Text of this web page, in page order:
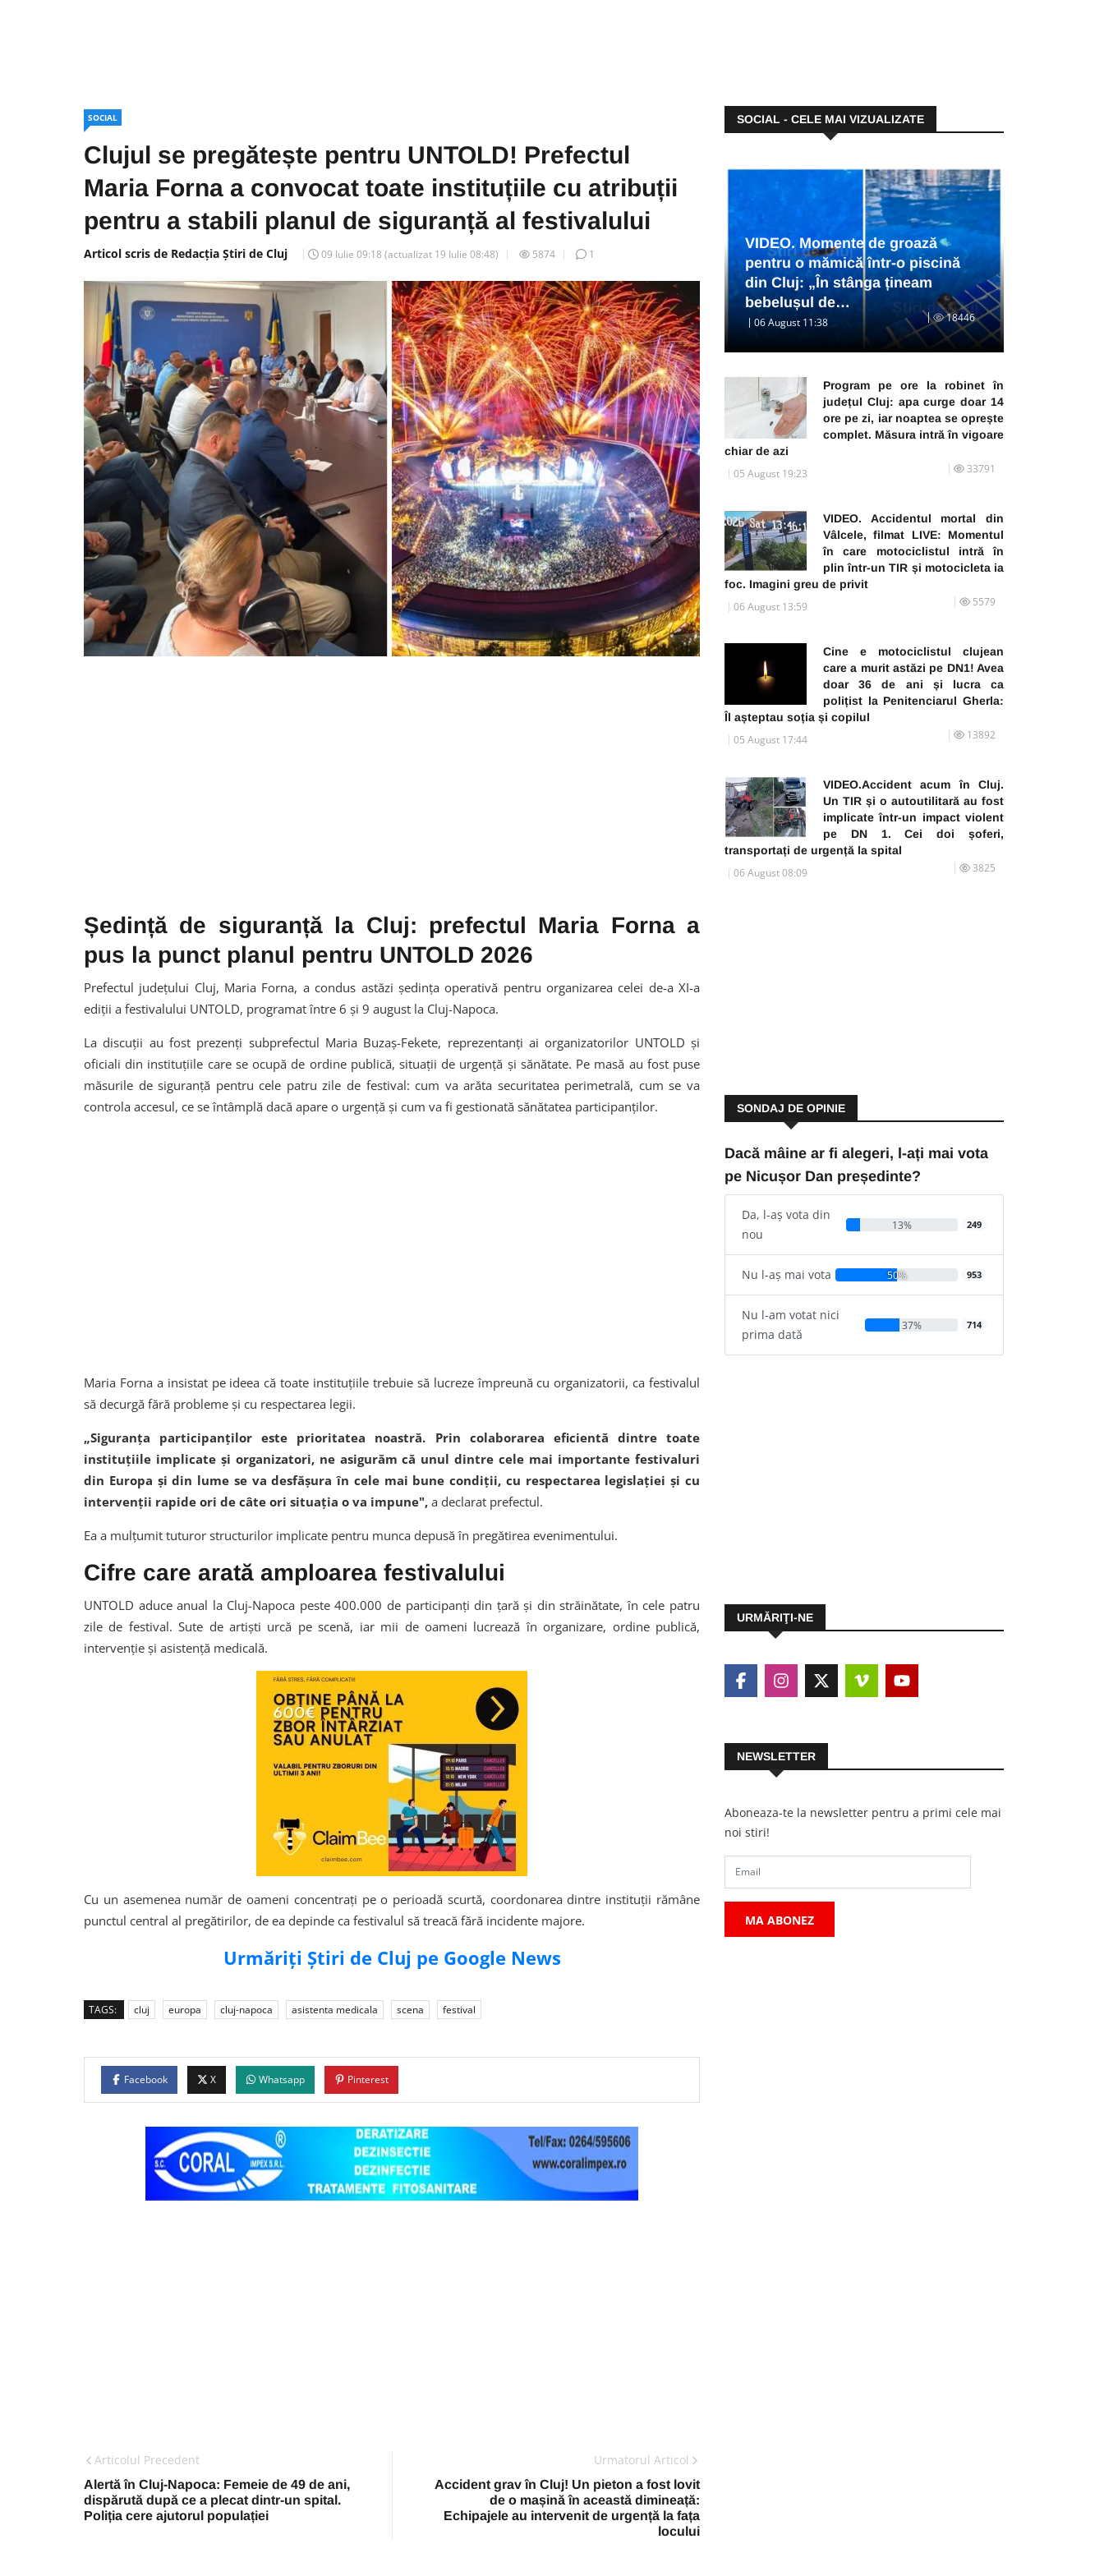
SOCIAL
Clujul se pregătește pentru UNTOLD! Prefectul
Maria Forna a convocat toate instituțiile cu atribuții
pentru a stabili planul de siguranță al festivalului
Articol scris de Redacția Știri de Cluj 09 Iulie 09:18 (actualizat 19 Iulie 08:48) 5874 1
Ședință de siguranță la Cluj: prefectul Maria Forna a
pus la punct planul pentru UNTOLD 2026
Prefectul județului Cluj, Maria Forna, a condus astăzi ședința operativă pentru organizarea celei de-a XI-a
ediții a festivalului UNTOLD, programat între 6 și 9 august la Cluj-Napoca.
La discuții au fost prezenți subprefectul Maria Buzaș-Fekete, reprezentanți ai organizatorilor UNTOLD și
oficiali din instituțiile care se ocupă de ordine publică, situații de urgență și sănătate. Pe masă au fost puse
măsurile de siguranță pentru cele patru zile de festival: cum va arăta securitatea perimetrală, cum se va
controla accesul, ce se întâmplă dacă apare o urgență și cum va fi gestionată sănătatea participanților.
Maria Forna a insistat pe ideea că toate instituțiile trebuie să lucreze împreună cu organizatorii, ca festivalul
să decurgă fără probleme și cu respectarea legii.
„Siguranța participanților este prioritatea noastră. Prin colaborarea eficientă dintre toate
instituțiile implicate și organizatori, ne asigurăm că unul dintre cele mai importante festivaluri
din Europa și din lume se va desfășura în cele mai bune condiții, cu respectarea legislației și cu
intervenții rapide ori de câte ori situația o va impune", a declarat prefectul.
Ea a mulțumit tuturor structurilor implicate pentru munca depusă în pregătirea evenimentului.
Cifre care arată amploarea festivalului
UNTOLD aduce anual la Cluj-Napoca peste 400.000 de participanți din țară și din străinătate, în cele patru
zile de festival. Sute de artiști urcă pe scenă, iar mii de oameni lucrează în organizare, ordine publică,
intervenție și asistență medicală.
Cu un asemenea număr de oameni concentrați pe o perioadă scurtă, coordonarea dintre instituții rămâne
punctul central al pregătirilor, de ea depinde ca festivalul să treacă fără incidente majore.
Urmăriți Știri de Cluj pe Google News
TAGS: cluj europa cluj-napoca asistenta medicala scena festival
Facebook X Whatsapp Pinterest
Articolul Precedent
Alertă în Cluj-Napoca: Femeie de 49 de ani,
dispărută după ce a plecat dintr-un spital.
Poliția cere ajutorul populației
Urmatorul Articol
Accident grav în Cluj! Un pieton a fost lovit
de o mașină în această dimineață:
Echipajele au intervenit de urgență la fața
locului
SOCIAL - CELE MAI VIZUALIZATE
VIDEO. Momente de groază
pentru o mămică într-o piscină
din Cluj: „În stânga țineam
bebelușul de…
06 August 11:38 18446
Program pe ore la robinet în
județul Cluj: apa curge doar 14
ore pe zi, iar noaptea se oprește
complet. Măsura intră în vigoare
chiar de azi
05 August 19:23 33791
VIDEO. Accidentul mortal din
Vâlcele, filmat LIVE: Momentul
în care motociclistul intră în
plin într-un TIR și motocicleta ia
foc. Imagini greu de privit
06 August 13:59 5579
Cine e motociclistul clujean
care a murit astăzi pe DN1! Avea
doar 36 de ani și lucra ca
polițist la Penitenciarul Gherla:
Îl așteptau soția și copilul
05 August 17:44 13892
VIDEO.Accident acum în Cluj.
Un TIR și o autoutilitară au fost
implicate într-un impact violent
pe DN 1. Cei doi șoferi,
transportați de urgență la spital
06 August 08:09 3825
SONDAJ DE OPINIE
Dacă mâine ar fi alegeri, l-ați mai vota
pe Nicușor Dan președinte?
Da, l-aș vota din
nou
13% 249
Nu l-aș mai vota 50% 953
Nu l-am votat nici
prima dată
37% 714
URMĂRIŢI-NE
NEWSLETTER
Aboneaza-te la newsletter pentru a primi cele mai
noi stiri!
MA ABONEZ